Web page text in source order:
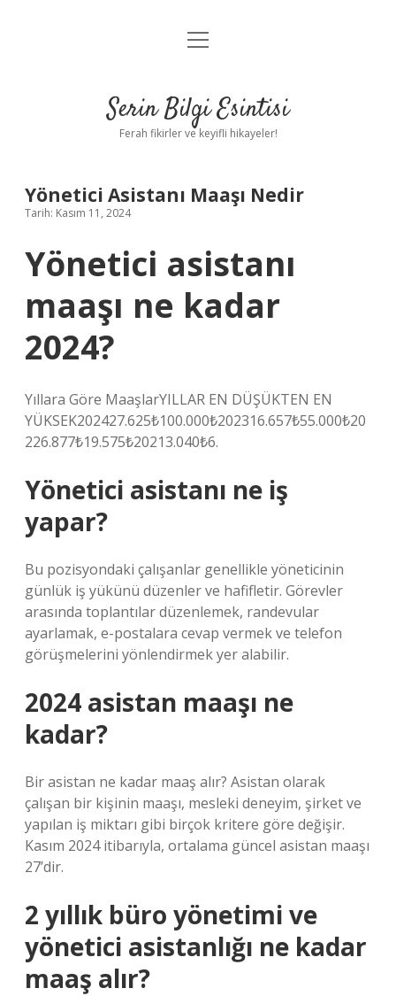
Anasayfa
Yasal Uyarı
menüyü
Serin Bilgi Esintisi
Ferah fikirler ve keyifli hikayeler!
Yönetici Asistanı Maaşı Nedir
Tarih: Kasım 11, 2024
Yönetici asistanı
maaşı ne kadar
2024?
Yıllara Göre MaaşlarYILLAR EN DÜŞÜKTEN EN
YÜKSEK202427.625₺100.000₺202316.657₺55.000₺20
226.877₺19.575₺20213.040₺6.
Yönetici asistanı ne iş
yapar?
Bu pozisyondaki çalışanlar genellikle yöneticinin
günlük iş yükünü düzenler ve hafifletir. Görevler
arasında toplantılar düzenlemek, randevular
ayarlamak, e-postalara cevap vermek ve telefon
görüşmelerini yönlendirmek yer alabilir.
2024 asistan maaşı ne
kadar?
Bir asistan ne kadar maaş alır? Asistan olarak
çalışan bir kişinin maaşı, mesleki deneyim, şirket ve
yapılan iş miktarı gibi birçok kritere göre değişir.
Kasım 2024 itibarıyla, ortalama güncel asistan maaşı
27’dir.
2 yıllık büro yönetimi ve
yönetici asistanlığı ne kadar
maaş alır?